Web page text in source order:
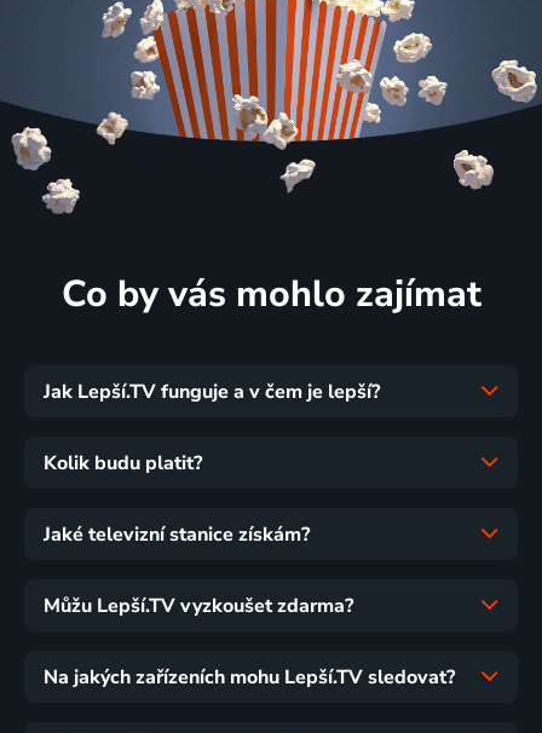
Co by vás mohlo zajímat
Jak Lepší.TV funguje a v čem je lepší?
Kolik budu platit?
Jaké televizní stanice získám?
Můžu Lepší.TV vyzkoušet zdarma?
Na jakých zařízeních mohu Lepší.TV sledovat?